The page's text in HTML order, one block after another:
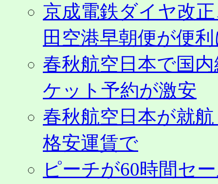
京成電鉄ダイヤ改
田空港早朝便が便
春秋航空日本で国
ケット予約が激安
春秋航空日本が就
格安運賃で
ピーチが60時間セ